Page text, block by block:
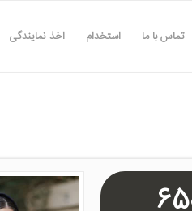
تماس با ما استخدام اخذ نمایندگی